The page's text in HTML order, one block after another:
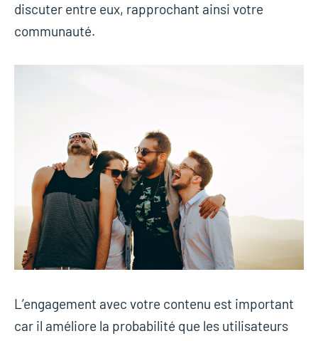
discuter entre eux, rapprochant ainsi votre
communauté.
L’engagement avec votre contenu est important
car il améliore la probabilité que les utilisateurs